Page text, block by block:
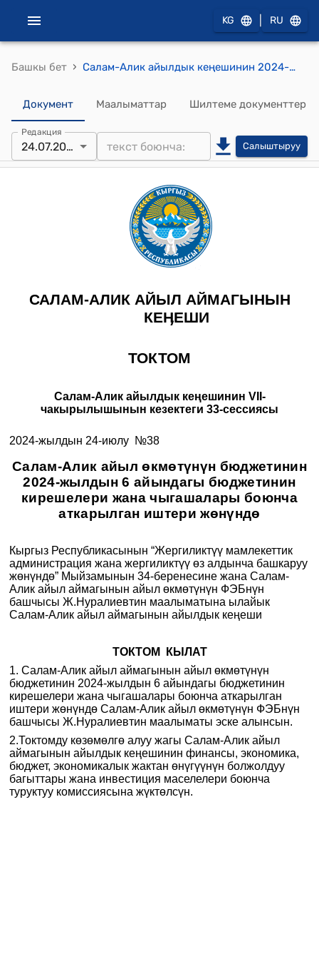
KG RU
Башкы бет › Салам-Алик айылдык кеңешинин 2024-жылдын 24-июлундагы №38 Салам-Алик айыл өкмөтүнүн бюджетинин 2024-жылдын 6 айындагы бюджетинин кирешелери жана чыгашалары боюнча аткарылган иштери жөнүндө токтому
Документ Маалыматтар Шилтеме документтер
Редакция
24.07.2024 Салыштыруу